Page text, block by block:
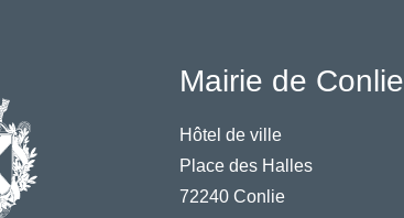
Mairie de Conlie
Hôtel de ville
Place des Halles
72240 Conlie